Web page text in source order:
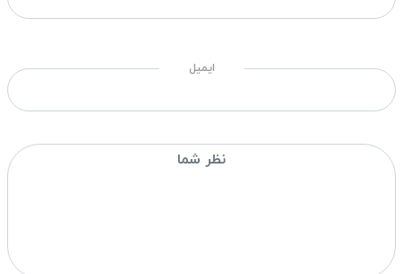
ایمیل